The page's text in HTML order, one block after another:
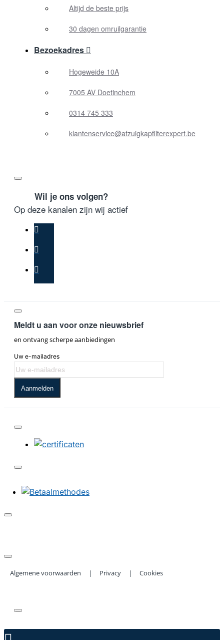
Altijd de beste prijs
30 dagen omruilgarantie
Bezoekadres
Hogeweide 10A
7005 AV Doetinchem
0314 745 333
klantenservice@afzuigkapfilterexpert.be
Wil je ons volgen?
Op deze kanalen zijn wij actief
Meldt u aan voor onze nieuwsbrief
en ontvang scherpe aanbiedingen
Uw e-mailadres
Aanmelden
Algemene voorwaarden | Privacy | Cookies